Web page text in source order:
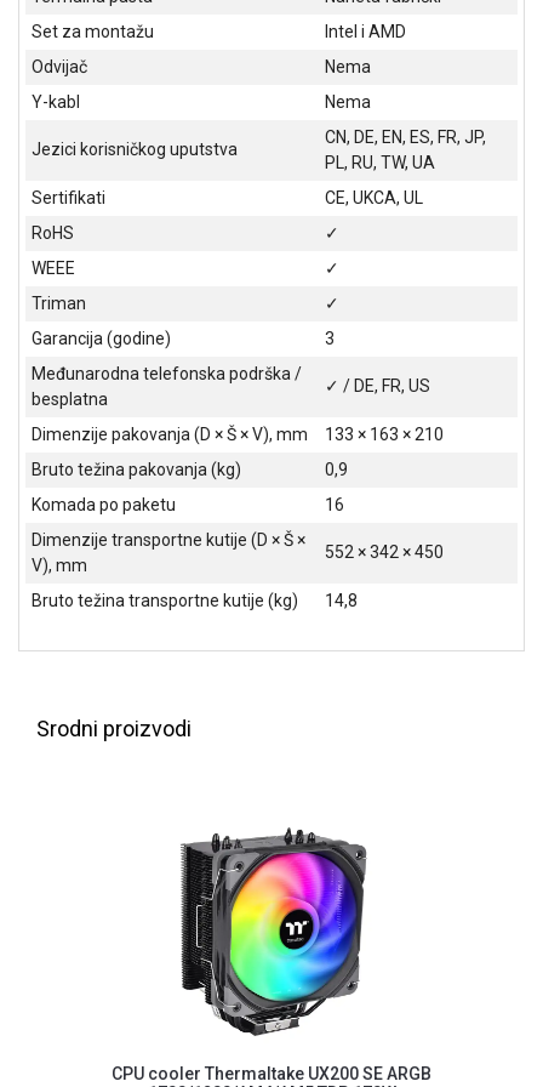
Set za montažu
Intel i AMD
Odvijač
Nema
Y-kabl
Nema
Jezici korisničkog uputstva
CN, DE, EN, ES, FR, JP,
PL, RU, TW, UA
Sertifikati
CE, UKCA, UL
RoHS
✓
WEEE
✓
Triman
✓
Garancija (godine)
3
Međunarodna telefonska podrška /
besplatna
✓ / DE, FR, US
Dimenzije pakovanja (D × Š × V), mm
133 × 163 × 210
Bruto težina pakovanja (kg)
0,9
Komada po paketu
16
Dimenzije transportne kutije (D × Š ×
V), mm
552 × 342 × 450
Bruto težina transportne kutije (kg) 14,8
Srodni proizvodi
CPU cooler Thermaltake UX200 SE ARGB